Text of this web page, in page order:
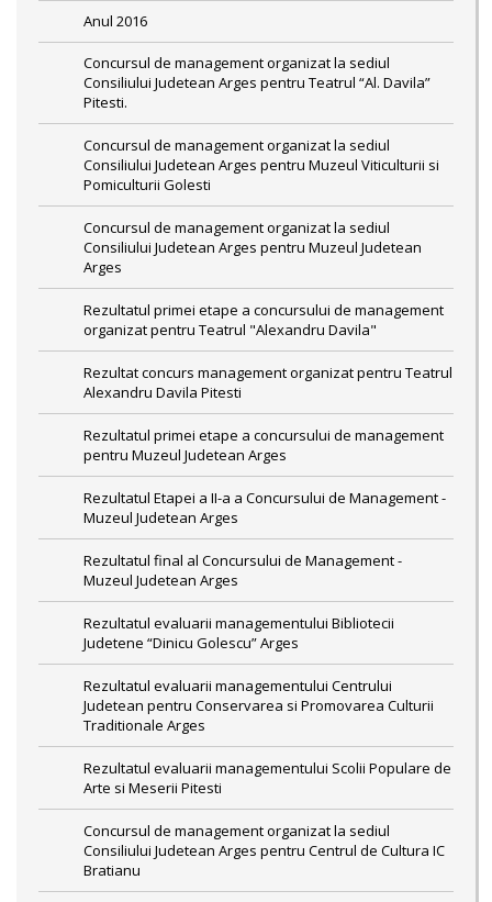
Anul 2016
Concursul de management organizat la sediul
Consiliului Judetean Arges pentru Teatrul “Al. Davila”
Pitesti.
Concursul de management organizat la sediul
Consiliului Judetean Arges pentru Muzeul Viticulturii si
Pomiculturii Golesti
Concursul de management organizat la sediul
Consiliului Judetean Arges pentru Muzeul Judetean
Arges
Rezultatul primei etape a concursului de management
organizat pentru Teatrul "Alexandru Davila"
Rezultat concurs management organizat pentru Teatrul
Alexandru Davila Pitesti
Rezultatul primei etape a concursului de management
pentru Muzeul Judetean Arges
Rezultatul Etapei a II-a a Concursului de Management -
Muzeul Judetean Arges
Rezultatul final al Concursului de Management -
Muzeul Judetean Arges
Rezultatul evaluarii managementului Bibliotecii
Judetene “Dinicu Golescu” Arges
Rezultatul evaluarii managementului Centrului
Judetean pentru Conservarea si Promovarea Culturii
Traditionale Arges
Rezultatul evaluarii managementului Scolii Populare de
Arte si Meserii Pitesti
Concursul de management organizat la sediul
Consiliului Judetean Arges pentru Centrul de Cultura IC
Bratianu